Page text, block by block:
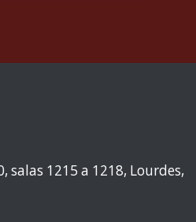
salas 1215 a 1218, Lourdes,